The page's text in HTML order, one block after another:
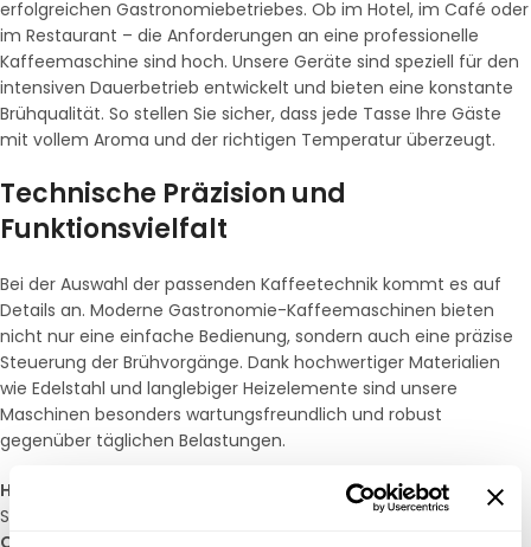
erfolgreichen Gastronomiebetriebes. Ob im Hotel, im Café oder
im Restaurant – die Anforderungen an eine professionelle
Kaffeemaschine sind hoch. Unsere Geräte sind speziell für den
intensiven Dauerbetrieb entwickelt und bieten eine konstante
Brühqualität. So stellen Sie sicher, dass jede Tasse Ihre Gäste
mit vollem Aroma und der richtigen Temperatur überzeugt.
Technische Präzision und
Funktionsvielfalt
Bei der Auswahl der passenden Kaffeetechnik kommt es auf
Details an. Moderne Gastronomie-Kaffeemaschinen bieten
nicht nur eine einfache Bedienung, sondern auch eine präzise
Steuerung der Brühvorgänge. Dank hochwertiger Materialien
wie Edelstahl und langlebiger Heizelemente sind unsere
Maschinen besonders wartungsfreundlich und robust
gegenüber täglichen Belastungen.
Hohe Stundenleistung:
Schnelle Zubereitungszyklen für
Stoßzeiten in der Bewirtung.